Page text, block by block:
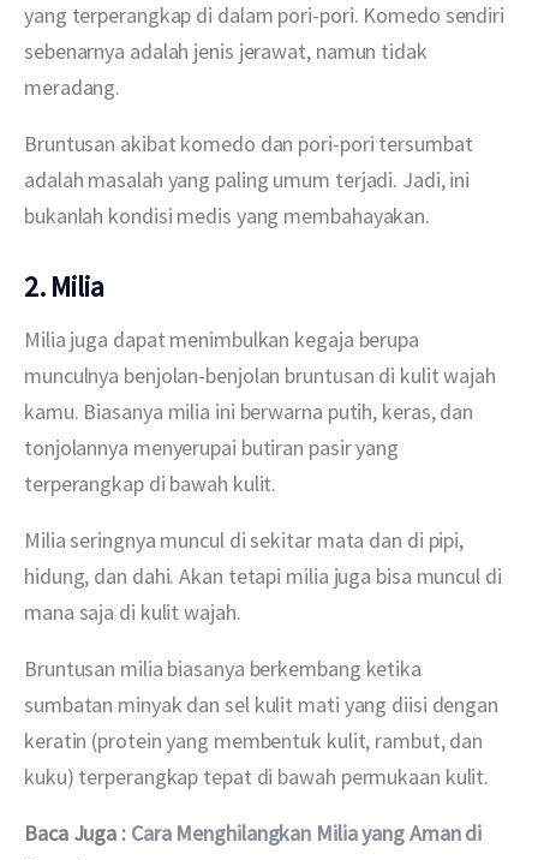
yang terperangkap di dalam pori-pori. Komedo sendiri
sebenarnya adalah jenis jerawat, namun tidak
meradang.
Bruntusan akibat komedo dan pori-pori tersumbat
adalah masalah yang paling umum terjadi. Jadi, ini
bukanlah kondisi medis yang membahayakan.
2. Milia
Milia juga dapat menimbulkan kegaja berupa
munculnya benjolan-benjolan bruntusan di kulit wajah
kamu. Biasanya milia ini berwarna putih, keras, dan
tonjolannya menyerupai butiran pasir yang
terperangkap di bawah kulit.
Milia seringnya muncul di sekitar mata dan di pipi,
hidung, dan dahi. Akan tetapi milia juga bisa muncul di
mana saja di kulit wajah.
Bruntusan milia biasanya berkembang ketika
sumbatan minyak dan sel kulit mati yang diisi dengan
keratin (protein yang membentuk kulit, rambut, dan
kuku) terperangkap tepat di bawah permukaan kulit.
Baca Juga : Cara Menghilangkan Milia yang Aman di